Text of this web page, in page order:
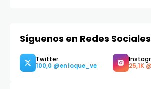
Síguenos en Redes Sociales